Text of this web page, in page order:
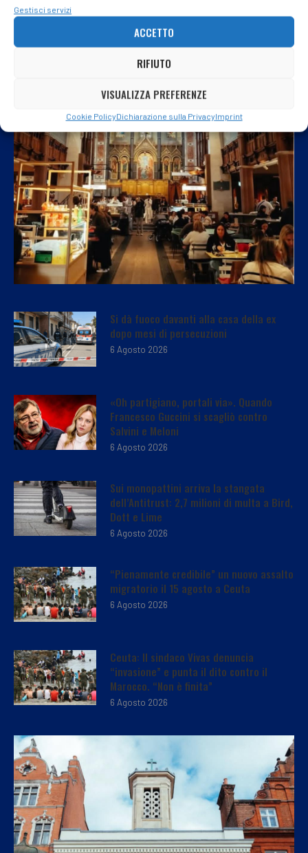
Gestisci servizi
ACCETTO
RIFIUTO
VISUALIZZA PREFERENZE
Cookie PolicyDichiarazione sulla PrivacyImprint
Si dà fuoco davanti alla casa della ex
dopo mesi di persecuzioni
6 Agosto 2026
«Oh partigiano, portali via». Quando
Francesco Guccini si scagliò contro
Salvini e Meloni
6 Agosto 2026
Sui monopattini arriva la stangata
dell’Antitrust: 2,7 milioni di multa a Bird,
Dott e Lime
6 Agosto 2026
“Pienamente credibile” un nuovo assalto
migratorio il 15 agosto a Ceuta
6 Agosto 2026
Ceuta: Il sindaco Vivas denuncia
“invasione” e punta il dito contro il
Marocco. “Non è finita”
6 Agosto 2026